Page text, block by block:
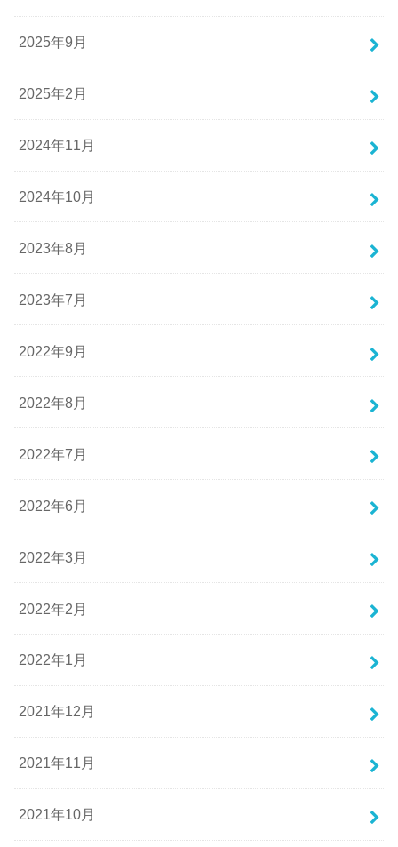
2025年9月
2025年2月
2024年11月
2024年10月
2023年8月
2023年7月
2022年9月
2022年8月
2022年7月
2022年6月
2022年3月
2022年2月
2022年1月
2021年12月
2021年11月
2021年10月